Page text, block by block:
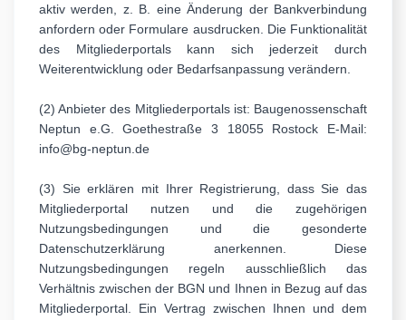
aktiv werden, z. B. eine Änderung der Bankverbindung
anfordern oder Formulare ausdrucken. Die Funktionalität
des Mitgliederportals kann sich jederzeit durch
Weiterentwicklung oder Bedarfsanpassung verändern.
(2) Anbieter des Mitgliederportals ist: Baugenossenschaft
Neptun e.G. Goethestraße 3 18055 Rostock E-Mail:
info@bg-neptun.de
(3) Sie erklären mit Ihrer Registrierung, dass Sie das
Mitgliederportal nutzen und die zugehörigen
Nutzungsbedingungen und die gesonderte
Datenschutzerklärung anerkennen. Diese
Nutzungsbedingungen regeln ausschließlich das
Verhältnis zwischen der BGN und Ihnen in Bezug auf das
Mitgliederportal. Ein Vertrag zwischen Ihnen und dem